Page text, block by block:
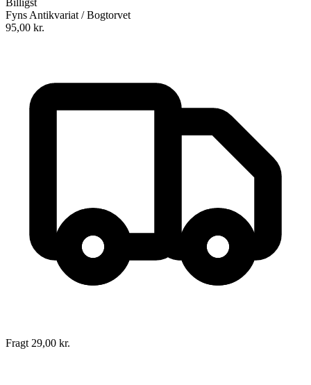
Forfatter
Haase Forlag
Udgivet:
22. marts 1999
Billigst
Fyns Antikvariat / Bogtorvet
95,00 kr.
Fragt 29,00 kr.